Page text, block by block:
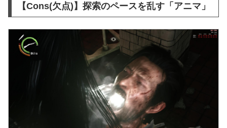
【Cons(欠点)】探索のペースを乱す「アニマ」